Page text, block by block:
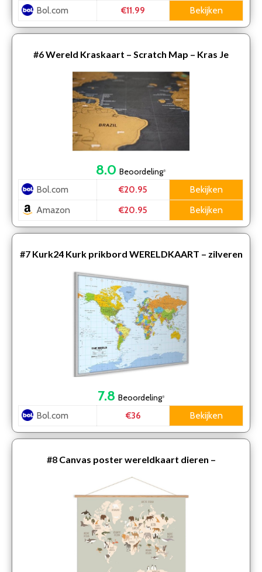
Bol.com €11.99 Bekijken
#6Wereld Kraskaart – Scratch Map – Kras Je
Reislanden
8.0 Beoordeling*
Bol.com €20.95
Bekijken
Amazon
€20.95 Bekijken
#7 Kurk24 Kurk prikbord WERELDKAART – zilveren
lijst – 90 x 60 cm
7.8 Beoordeling*
Bol.com €36 Bekijken
#8 Canvas poster wereldkaart dieren –
kinderkamer – dieren wereldkaart